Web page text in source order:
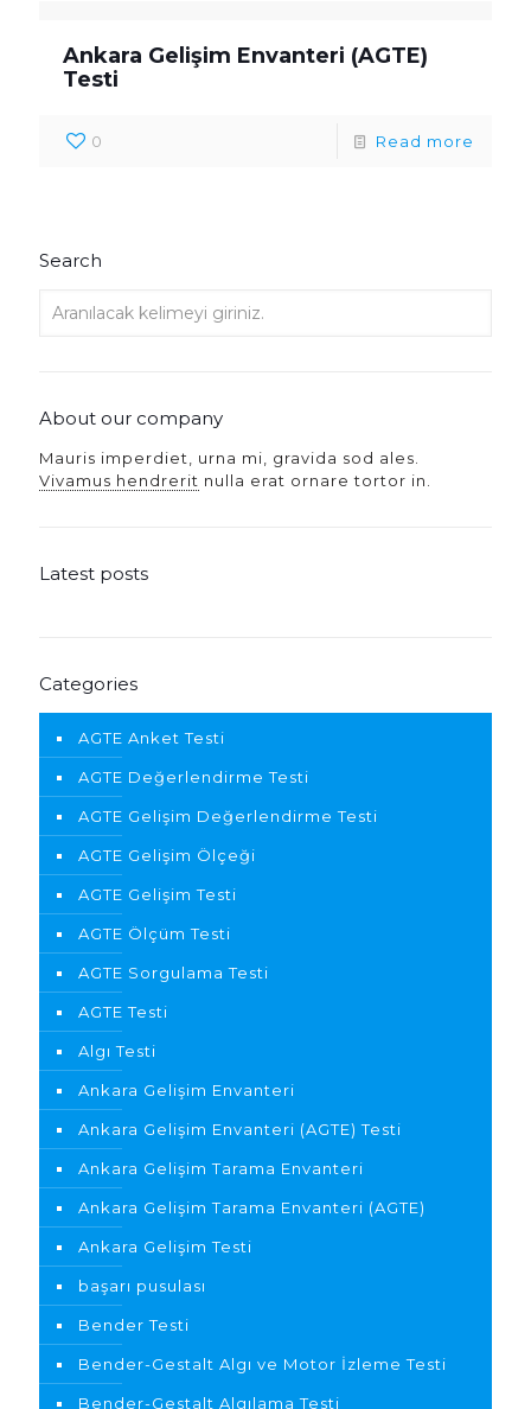
Ankara Gelişim Envanteri (AGTE)
Testi
0 Read more
Search
About our company
Mauris imperdiet, urna mi, gravida sod ales.
Vivamus hendrerit nulla erat ornare tortor in.
Latest posts
Categories
AGTE Anket Testi
AGTE Değerlendirme Testi
AGTE Gelişim Değerlendirme Testi
AGTE Gelişim Ölçeği
AGTE Gelişim Testi
AGTE Ölçüm Testi
AGTE Sorgulama Testi
AGTE Testi
Algı Testi
Ankara Gelişim Envanteri
Ankara Gelişim Envanteri (AGTE) Testi
Ankara Gelişim Tarama Envanteri
Ankara Gelişim Tarama Envanteri (AGTE)
Ankara Gelişim Testi
başarı pusulası
Bender Testi
Bender-Gestalt Algı ve Motor İzleme Testi
Bender-Gestalt Algılama Testi